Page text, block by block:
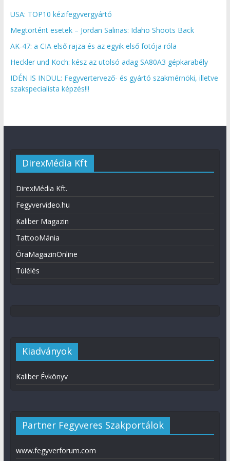
USA: TOP10 kézifegyvergyártó
Megtörtént esetek – Jordan Salinas: Idaho Shoots Back
AK-47: a CIA első rajza és az egyik első fotója róla
Heckler und Koch: kész az utolsó adag SA80A3 gépkarabély
IDÉN IS INDUL: Fegyvertervező- és gyártó szakmérnöki, illetve
szakspecialista képzés!!!
DirexMédia Kft
DirexMédia Kft.
Fegyvervideo.hu
Kaliber Magazin
TattooMánia
ÓraMagazinOnline
Túlélés
Kiadványok
Kaliber Évkönyv
Partner Fegyveres Szakportálok
www.fegyverforum.com